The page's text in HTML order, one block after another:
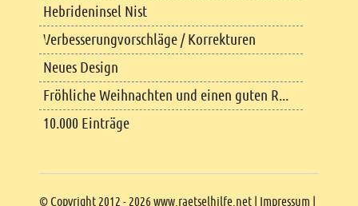
Copyright
© Copyright 2012 - 2026 www.raetselhilfe.net | Impressum |
Hebrideninsel Nist
Verbesserungvorschläge / Korrekturen
Neues Design
Fröhliche Weihnachten und einen guten R...
10.000 Einträge